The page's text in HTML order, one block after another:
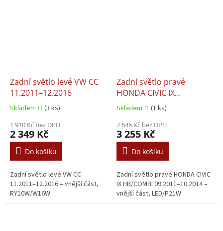
Zadní světlo levé VW CC
11.2011–12.2016
Skladem 𖠿 (3 ks)
1 910 Kč bez DPH
2 349 Kč
Do košíku
Zadní světlo levé VW CC
11.2011–12.2016 – vnější část,
RY10W/W16W
Zadní světlo pravé
HONDA CIVIC IX
HB/COMBI 09.2011–
Skladem 𖠿 (1 ks)
2 646 Kč bez DPH
3 255 Kč
Do košíku
Zadní světlo pravé HONDA CIVIC
IX HB/COMBI 09.2011–10.2014 –
vnější část, LED/P21W